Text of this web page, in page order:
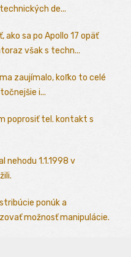
de...
sa po Apollo 17 opäť
však s techn...
zaujímalo, koľko to celé
i...
poprosiť tel. kontakt s
nehodu 1.1.1998 v
ponúk a
možnosť manipulácie.